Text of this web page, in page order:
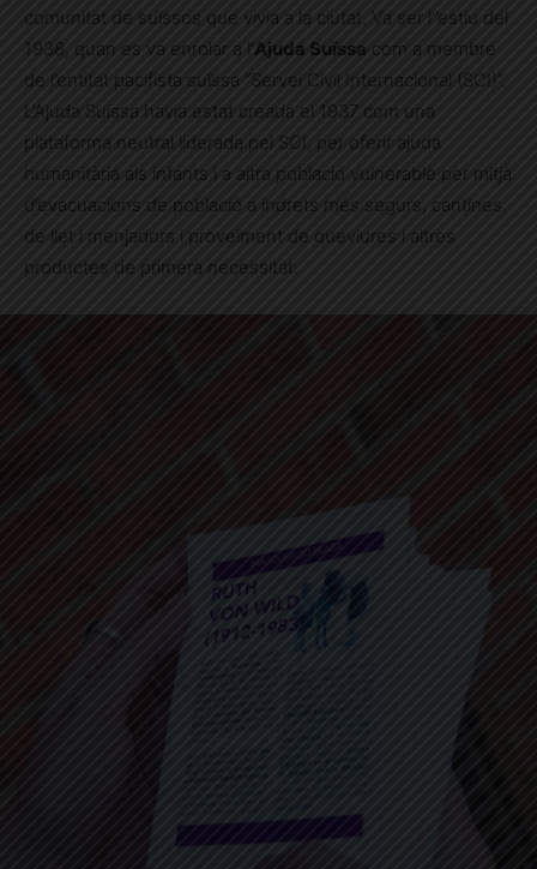
comunitat de suïssos que vivia a la ciutat. Va ser l’’estiu del
1938, quan es va enrolar a l’Ajuda Suïssa com a membre
de l’entitat pacifista suïssa “Servei Civil Internacional (SCI)”.
L’Ajuda Suïssa havia estat creada el 1937 com una
plataforma neutral liderada pel SCI, per oferir ajuda
humanitària als infants i a altra població vulnerable per mitjà
d’evacuacions de població a indrets més segurs, cantines
de llet i menjadors i proveïment de queviures i altres
productes de primera necessitat.